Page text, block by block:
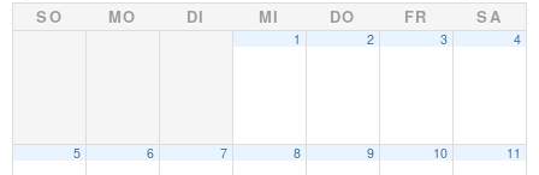
SO MO DI MI DO FR SA
1 2 3 4
5 6 7 8 9 10 11